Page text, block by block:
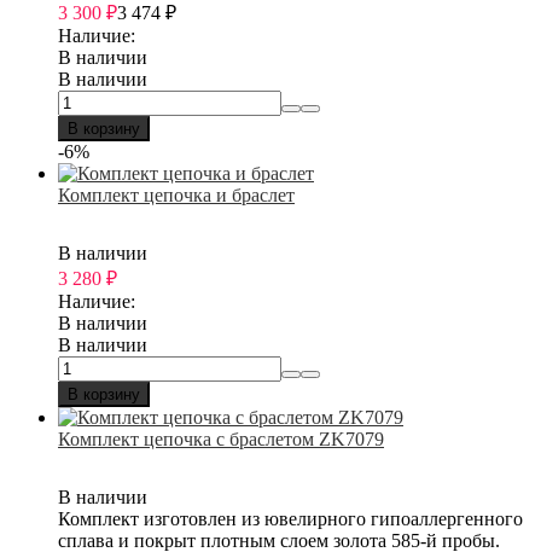
3 300 ₽3 474 ₽
Наличие:
В наличии
В наличии
В корзину
-6%
Комплект цепочка и браслет
В наличии
3 280 ₽
Наличие:
В наличии
В наличии
В корзину
Комплект цепочка с браслетом ZK7079
В наличии
Комплект изготовлен из ювелирного гипоаллергенного
сплава и покрыт плотным слоем золота 585-й пробы.